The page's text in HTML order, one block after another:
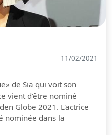
11/02/2021
de Sia qui voit son
vient d'être nominé
Globe 2021. L'actrice
nominée dans la